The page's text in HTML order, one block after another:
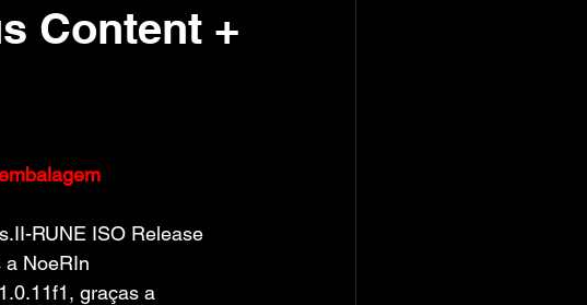
Content +
RUNE ISO Release
a NoeRIn
graças a